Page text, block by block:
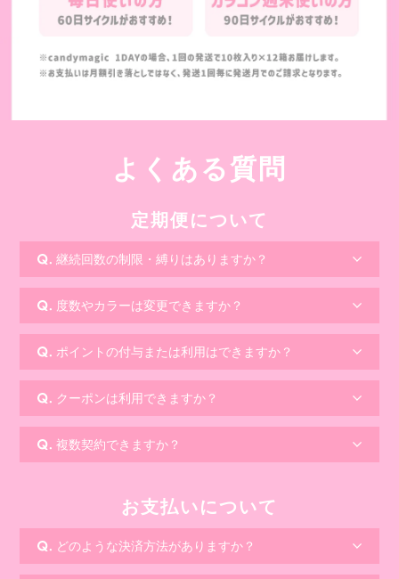
よくある質問
定期便について
継続回数の制限・縛りはありますか？
度数やカラーは変更できますか？
ポイントの付与または利用はできますか？
クーポンは利用できますか？
複数契約できますか？
お支払いについて
どのような決済方法がありますか？